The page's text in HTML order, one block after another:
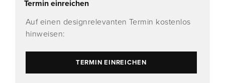
Termin einreichen
Auf einen designrelevanten Termin kostenlos
hinweisen:
TERMIN EINREICHEN